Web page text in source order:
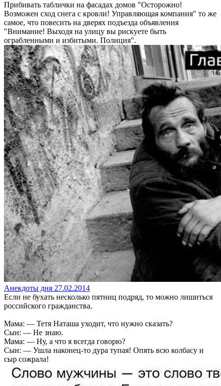
Прибивать таблички на фасадах домов "Осторожно!
Возможен сход снега с кровли! Управляющая компания" то же
самое, что повесить на дверях подъезда объявления
"Внимание! Выходя на улицу вы рискуете быть
ограбленными и избитыми. Полиция".
Анекдоты дня 27.02.2014
Если не бухать несколько пятниц подряд, то можно лишиться
российского гражданства.
Мама: — Тетя Наташа уходит, что нужно сказать?
Сын: — Не знаю.
Мама: — Ну, а что я всегда говорю?
Сын: — Ушла наконец-то дура тупая! Опять всю колбасу и
сыр сожрала!